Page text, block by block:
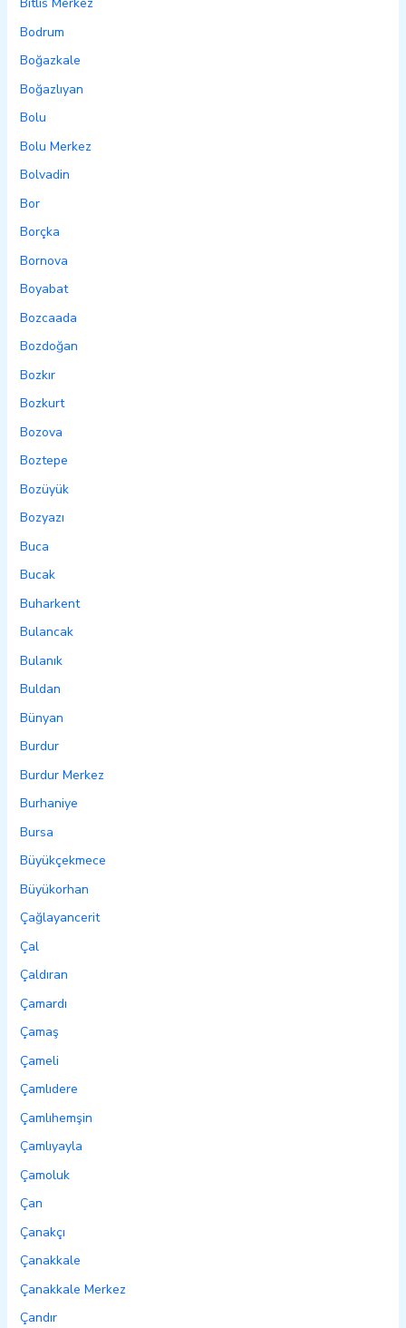
Bodrum
Boğazkale
Boğazlıyan
Bolu
Bolu Merkez
Bolvadin
Bor
Borçka
Bornova
Boyabat
Bozcaada
Bozdoğan
Bozkır
Bozkurt
Bozova
Boztepe
Bozüyük
Bozyazı
Buca
Bucak
Buharkent
Bulancak
Bulanık
Buldan
Bünyan
Burdur
Burdur Merkez
Burhaniye
Bursa
Büyükçekmece
Büyükorhan
Çağlayancerit
Çal
Çaldıran
Çamardı
Çamaş
Çameli
Çamlıdere
Çamlıhemşin
Çamlıyayla
Çamoluk
Çan
Çanakçı
Çanakkale
Çanakkale Merkez
Çandır